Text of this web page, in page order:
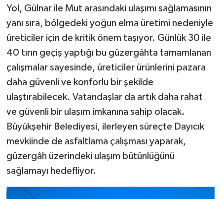
Yol, Gülnar ile Mut arasındaki ulaşımı sağlamasının
yanı sıra, bölgedeki yoğun elma üretimi nedeniyle
üreticiler için de kritik önem taşıyor. Günlük 30 ile
40 tırın geçiş yaptığı bu güzergâhta tamamlanan
çalışmalar sayesinde, üreticiler ürünlerini pazara
daha güvenli ve konforlu bir şekilde
ulaştırabilecek. Vatandaşlar da artık daha rahat
ve güvenli bir ulaşım imkanına sahip olacak.
Büyükşehir Belediyesi, ilerleyen süreçte Dayıcık
mevkiinde de asfaltlama çalışması yaparak,
güzergâh üzerindeki ulaşım bütünlüğünü
sağlamayı hedefliyor.